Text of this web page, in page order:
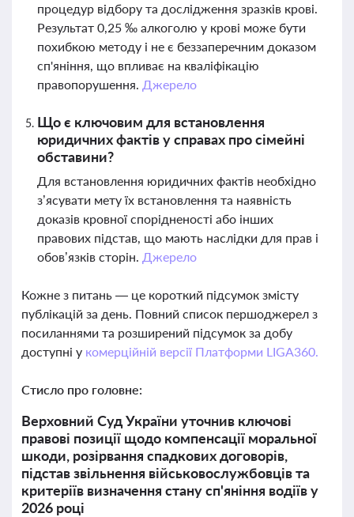
процедур відбору та дослідження зразків крові.
Результат 0,25 ‰ алкоголю у крові може бути
похибкою методу і не є беззаперечним доказом
сп'яніння, що впливає на кваліфікацію
правопорушення. Джерело
Що є ключовим для встановлення
юридичних фактів у справах про сімейні
обставини?
Для встановлення юридичних фактів необхідно
з’ясувати мету їх встановлення та наявність
доказів кровної спорідненості або інших
правових підстав, що мають наслідки для прав і
обов’язків сторін. Джерело
Кожне з питань — це короткий підсумок змісту
публікацій за день. Повний список першоджерел з
посиланнями та розширений підсумок за добу
доступні у комерційній версії Платформи LIGA360.
Стисло про головне:
Верховний Суд України уточнив ключові
правові позиції щодо компенсації моральної
шкоди, розірвання спадкових договорів,
підстав звільнення військовослужбовців та
критеріїв визначення стану сп'яніння водіїв у
2026 році